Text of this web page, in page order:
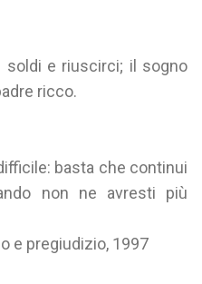
soldi e riuscirci; il sogno
ricco.
basta che continui
non ne avresti più
e pregiudizio, 1997